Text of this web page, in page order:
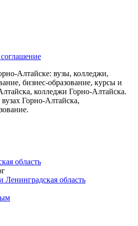
Алтайске: вузы, колледжи,
бизнес-образование, курсы и
колледжи Горно-Алтайска.
Горно-Алтайска,
область
Ленинградская область